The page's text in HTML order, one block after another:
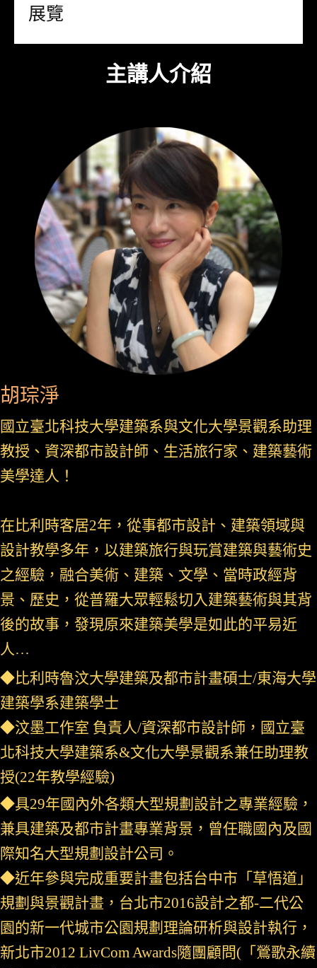
展覽
主講人介紹
胡琮淨
國立臺北科技大學建築系與文化大學景觀系助理
教授、資深都市設計師、生活旅行家、建築藝術
美學達人！
在比利時客居2年，從事都市設計、建築領域與
設計教學多年，以建築旅行與玩賞建築與藝術史
之經驗，融合美術、建築、文學、當時政經背
景、歷史，從普羅大眾輕鬆切入建築藝術與其背
後的故事，發現原來建築美學是如此的平易近
人…
◆比利時魯汶大學建築及都市計畫碩士/東海大學
建築學系建築學士
◆汶墨工作室 負責人/資深都市設計師， 國立臺
北科技大學建築系&文化大學景觀系兼任助理教
授(22年教學經驗)
◆具29年國內外各類大型規劃設計之專業經驗，
兼具建築及都市計畫專業背景，曾任職國內及國
際知名大型規劃設計公司。
◆近年參與完成重要計畫包括台中市「草悟道」
規劃與景觀計畫，台北市2016設計之都-二代公
園的新一代城市公園規劃理論研析與設計執行，
新北市2012 LivCom Awards隨團顧問(「鶯歌永續